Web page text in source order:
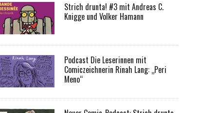
Strich drunta! #3 mit Andreas C.
Knigge und Volker Hamann
Podcast Die Leserinnen mit
Comiczeichnerin Rinah Lang: „Peri
Meno“